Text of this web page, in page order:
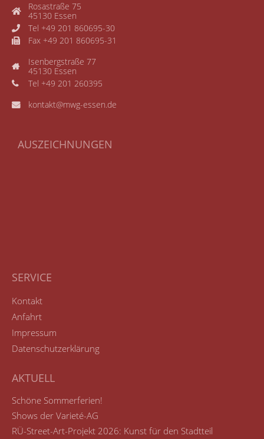
Rosastraße 75
45130 Essen
Tel +49 201 860695-30
Fax +49 201 860695-31
Isenbergstraße 77
45130 Essen
Tel +49 201 260395
kontakt@mwg-essen.de
AUSZEICHNUNGEN
SERVICE
Kontakt
Anfahrt
Impressum
Datenschutzerklärung
AKTUELL
Schöne Sommerferien!
Shows der Varieté-AG
RÜ-Street-Art-Projekt 2026: Kunst für den Stadtteil